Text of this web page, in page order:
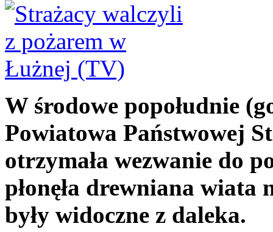
W środowe popołudnie
Powiatowa Państwowej
otrzymała wezwanie do
płonęła drewniana wiata
były widoczne z daleka.